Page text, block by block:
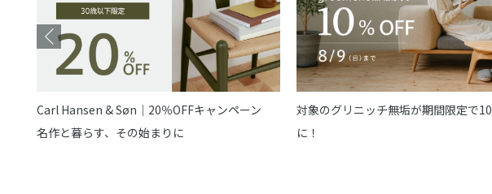
Carl Hansen & Søn｜20％OFFキャンペーン
名作と暮らす、その始まりに
対象のグリニッチ無垢が期間限定で
に！